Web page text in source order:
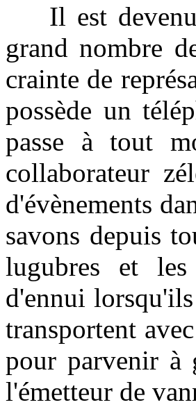
Il est devenu
grand nombre
crainte de
possède un
passe à tout
collaborateur
d'évènements
savons depuis
lugubres et
d'ennui
transportent
pour parvenir à
l'émetteur de